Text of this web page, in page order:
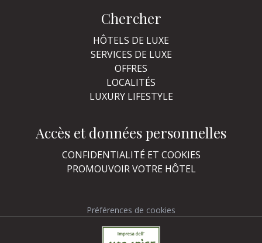
Chercher
HÔTELS DE LUXE
SERVICES DE LUXE
OFFRES
LOCALITÉS
LUXURY LIFESTYLE
Accès et données personnelles
CONFIDENTIALITÉ ET COOKIES
PROMOUVOIR VOTRE HÔTEL
Préférences de cookies